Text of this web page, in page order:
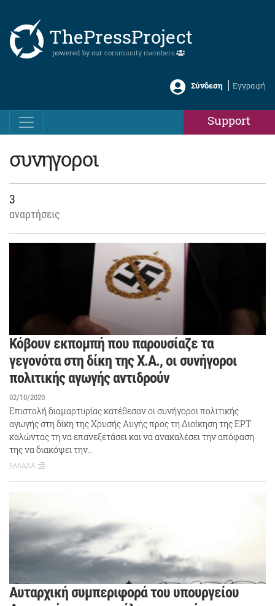
ThePressProject
powered by our community members
Σύνδεση Εγγραφή
Support
συνηγοροι
3
αναρτήσεις
Κόβουν εκπομπή που παρουσίαζε τα
γεγονότα στη δίκη της Χ.Α., οι συνήγοροι
πολιτικής αγωγής αντιδρούν
02/10/2020
Επιστολή διαμαρτυρίας κατέθεσαν οι συνήγοροι πολιτικής
αγωγής στη δίκη της Χρυσής Αυγής προς τη Διοίκηση της ΕΡΤ
καλώντας τη να επανεξετάσει και να ανακαλέσει την απόφαση
της να διακόψει την…
ΕΛΛΑΔΑ
Αυταρχική συμπεριφορά του υπουργείου